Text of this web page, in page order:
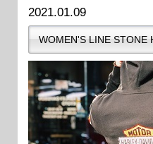
2021.01.09
WOMEN'S LINE STONE